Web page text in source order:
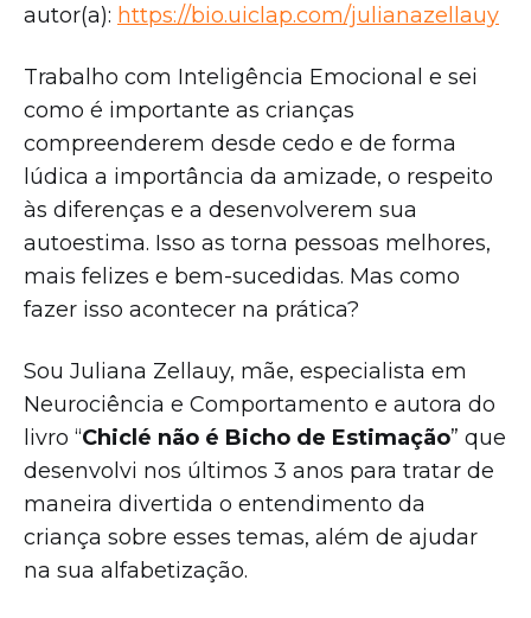
autor(a): https://bio.uiclap.com/julianazellauy
Trabalho com Inteligência Emocional e sei
como é importante as crianças
compreenderem desde cedo e de forma
lúdica a importância da amizade, o respeito
às diferenças e a desenvolverem sua
autoestima. Isso as torna pessoas melhores,
mais felizes e bem-sucedidas. Mas como
fazer isso acontecer na prática?
Sou Juliana Zellauy, mãe, especialista em
Neurociência e Comportamento e autora do
livro “Chiclé não é Bicho de Estimação” que
desenvolvi nos últimos 3 anos para tratar de
maneira divertida o entendimento da
criança sobre esses temas, além de ajudar
na sua alfabetização.